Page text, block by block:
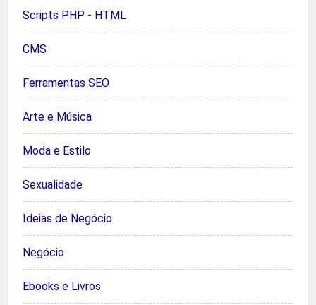
Scripts PHP - HTML
CMS
Ferramentas SEO
Arte e Música
Moda e Estilo
Sexualidade
Ideias de Negócio
Negócio
Ebooks e Livros